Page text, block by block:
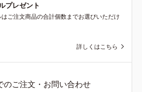
プレゼント
ご注文商品の合計個数までお選びいただけ
詳しくはこちら
のご注文・お問い合わせ